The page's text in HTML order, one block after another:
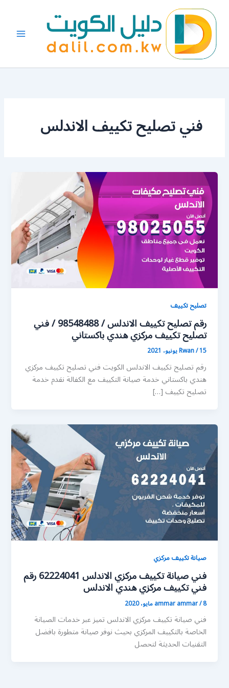
المحتوى
فني تصليح تكييف الاندلس
تصليح تكييف
رقم تصليح تكييف الاندلس / 98548488 / فني
تصليح تكييف مركزي هندي باكستاني
Rwan/15 يونيو، 2021
رقم تصليح تكييف الاندلس الكويت فني تصليح تكييف مركزي
هندي باكستاني خدمة صيانة التكييف مع الكفالة نقدم خدمة
تصليح تكييف […]
صيانة تكييف مركزي
فني صيانة تكييف مركزي الاندلس 62224041 رقم
فني تكييف مركزي هندي الاندلس
ammar ammar/8 مايو، 2020
فني صيانة تكييف مركزي الاندلس تميز عبر خدمات الصيانة
الخاصة بالتكييف المركزي بحيث نوفر صيانة متطورة بافضل
التقنيات الحديثة لتحصل